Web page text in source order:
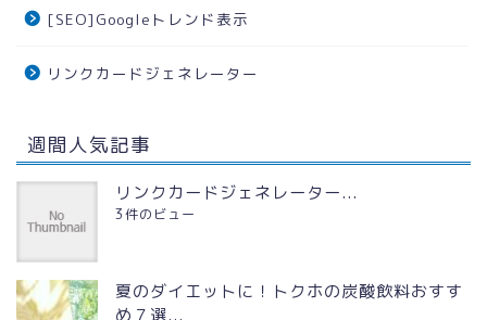
[SEO]Googleトレンド表示
リンクカードジェネレーター
週間人気記事
リンクカードジェネレーター...
3件のビュー
夏のダイエットに！トクホの炭酸飲料おすす
め７選...